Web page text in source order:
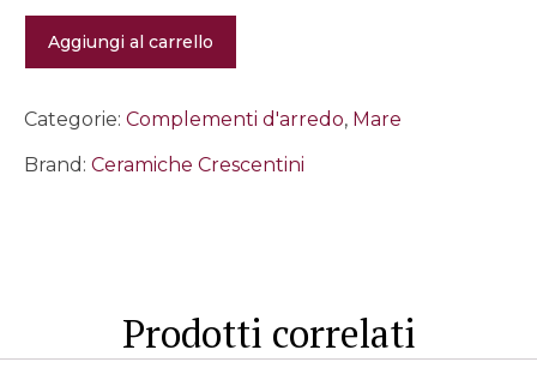
media
-
quantità
Aggiungi al carrello
Categorie: Complementi d'arredo, Mare
Brand: Ceramiche Crescentini
Prodotti correlati